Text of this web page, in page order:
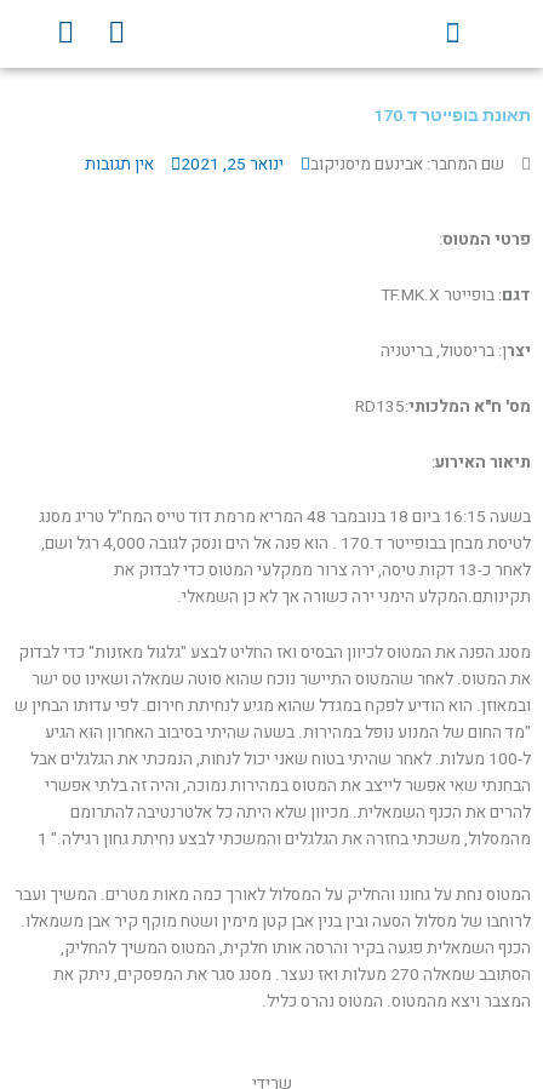
F
a
c
o
Y
o
u
תאונת בופייטר ד.170
שם המחבר: אבינעם מיסניקוב ינואר 25, 2021 אין תגובות
פרטי המטוס:
דגם: בופייטר TF.MK.X
יצרן: בריסטול, בריטניה
מס' ח"א המלכותי:RD135
תיאור האירוע:
בשעה 16:15 ביום 18 בנובמבר 48 המריא מרמת דוד טייס המח"ל טריג מסנג
לטיסת מבחן בבופייטר ד.170 . הוא פנה אל הים ונסק לגובה 4,000 רגל ושם,
לאחר כ-13 דקות טיסה, ירה צרור ממקלעי המטוס כדי לבדוק את
תקינותם.המקלע הימני ירה כשורה אך לא כן השמאלי.
מסנג הפנה את המטוס לכיוון הבסיס ואז החליט לבצע "גלגול מאזנות" כדי לבדוק
את המטוס. לאחר שהמטוס התיישר נוכח שהוא סוטה שמאלה ושאינו טס ישר
ובמאוזן. הוא הודיע לפקח במגדל שהוא מגיע לנחיתת חירום. לפי עדותו הבחין ש
"מד החום של המנוע נופל במהירות. בשעה שהיתי בסיבוב האחרון הוא הגיע
ל-100 מעלות. לאחר שהיתי בטוח שאני יכול לנחות, הנמכתי את הגלגלים אבל
הבחנתי שאי אפשר לייצב את המטוס במהירות נמוכה, והיה זה בלתי אפשרי
להרים את הכנף השמאלית. מכיוון שלא היתה כל אלטרנטיבה להתרומם
מהמסלול, משכתי בחזרה את הגלגלים והמשכתי לבצע נחיתת גחון רגילה." 1
המטוס נחת על גחונו והחליק על המסלול לאורך כמה מאות מטרים. המשיך ועבר
לרוחבו של מסלול הסעה ובין בנין אבן קטן מימין ושטח מוקף קיר אבן משמאלו.
הכנף השמאלית פגעה בקיר והרסה אותו חלקית, המטוס המשיך להחליק,
הסתובב שמאלה 270 מעלות ואז נעצר. מסנג סגר את המפסקים, ניתק את
המצבר ויצא מהמטוס. המטוס נהרס כליל.